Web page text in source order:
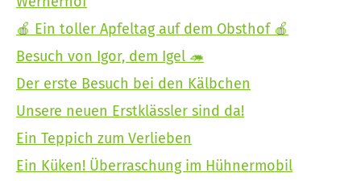
🍎 Ein toller Apfeltag auf dem Obsthof 🍎
Besuch von Igor, dem Igel 🦔
Der erste Besuch bei den Kälbchen
Unsere neuen Erstklässler sind da!
Ein Teppich zum Verlieben
Ein Küken! Überraschung im Hühnermobil